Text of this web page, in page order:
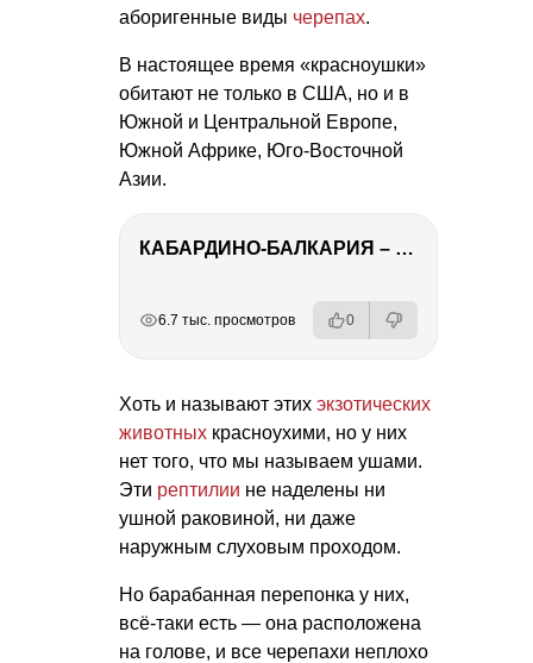
аборигенные виды черепах.
В настоящее время «красноушки»
обитают не только в США, но и в
Южной и Центральной Европе,
Южной Африке, Юго-Восточной
Азии.
КАБАРДИНО-БАЛКАРИЯ – ПУТЕШЕСТВИЕ НА КАВКАЗ часть 3
6.7 тыс. просмотров 0
Хоть и называют этих экзотических
животных красноухими, но у них
нет того, что мы называем ушами.
Эти рептилии не наделены ни
ушной раковиной, ни даже
наружным слуховым проходом.
Но барабанная перепонка у них,
всё-таки есть — она расположена
на голове, и все черепахи неплохо